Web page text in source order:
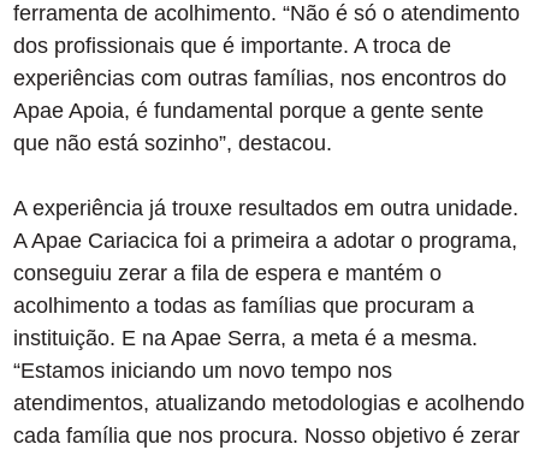
ferramenta de acolhimento. “Não é só o atendimento
dos profissionais que é importante. A troca de
experiências com outras famílias, nos encontros do
Apae Apoia, é fundamental porque a gente sente
que não está sozinho”, destacou.
A experiência já trouxe resultados em outra unidade.
A Apae Cariacica foi a primeira a adotar o programa,
conseguiu zerar a fila de espera e mantém o
acolhimento a todas as famílias que procuram a
instituição. E na Apae Serra, a meta é a mesma.
“Estamos iniciando um novo tempo nos
atendimentos, atualizando metodologias e acolhendo
cada família que nos procura. Nosso objetivo é zerar